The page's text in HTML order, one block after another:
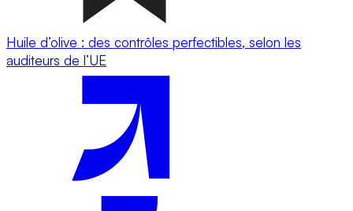
Huile d’olive : des contrôles perfectibles, selon les
auditeurs de l’UE